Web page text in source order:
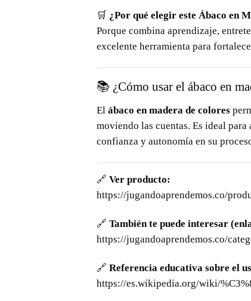
🛒 ¿Por qué elegir este Ábaco en
Porque combina aprendizaje,
excelente herramienta para
📚 ¿Cómo usar el ábaco en
El ábaco en madera de colores
moviendo las cuentas. Es ideal
confianza y autonomía en su
🔗 Ver producto:
https://jugandoaprendemos.co/
🔗 También te puede interesar
https://jugandoaprendemos.co/
🔗 Referencia educativa sobre el
https://es.wikipedia.org/wiki/